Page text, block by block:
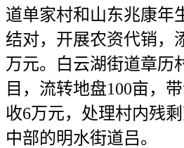
道单家村和山东兆康年
结对，开展农资代销，
万元。白云湖街道章历
目，流转地盘100亩，
收6万元，处理村内残剩
中部的明水街道吕。